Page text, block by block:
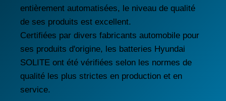
entièrement automatisées, le niveau de qualité
de ses produits est excellent.
Certifiées par divers fabricants automobile pour
ses produits d'origine, les batteries Hyundai
SOLITE ont été vérifiées selon les normes de
qualité les plus strictes en production et en
service.